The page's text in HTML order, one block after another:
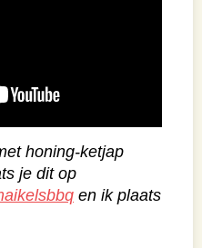
honing-ketjap
je dit op
en ik plaats